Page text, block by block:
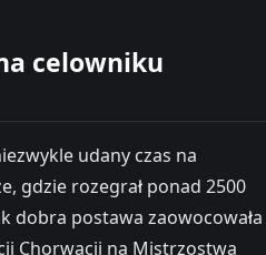
celowniku
udany czas na
gdzie rozegrał ponad 2500
dobra postawa zaowocowała
Chorwacji na Mistrzostwa